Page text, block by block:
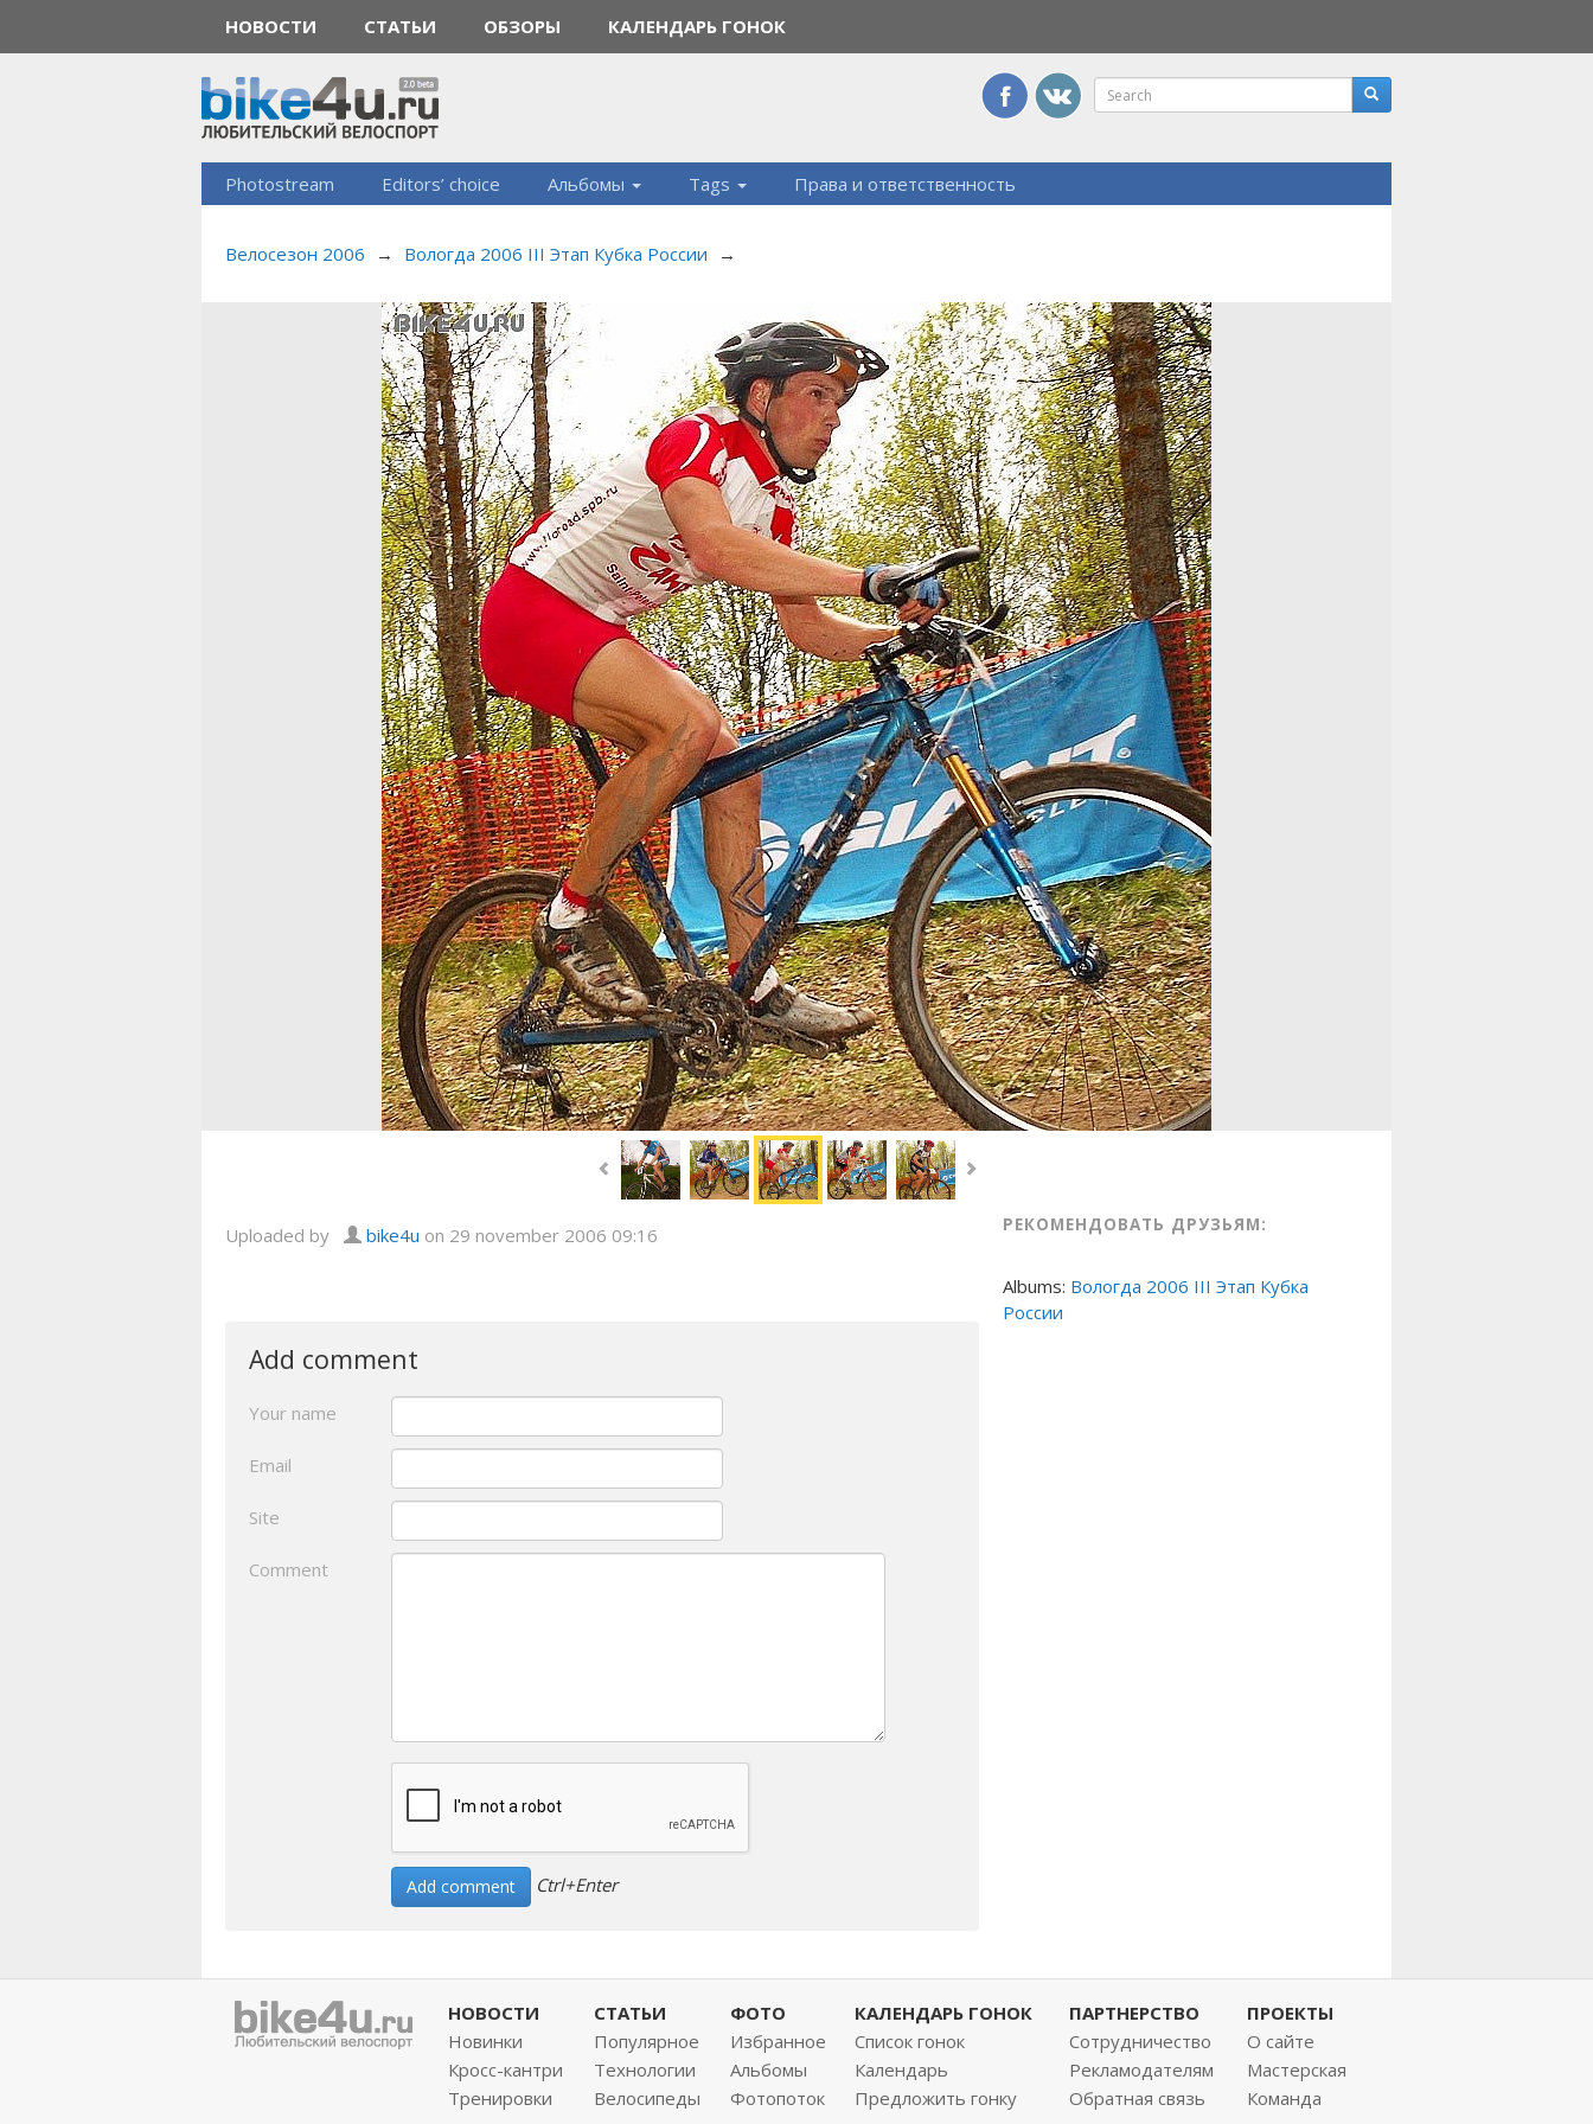
НОВОСТИ СТАТЬИ ОБЗОРЫ КАЛЕНДАРЬ ГОНОК
Photostream Editors’ choice Альбомы Tags Права и ответственность
Велосезон 2006 → Вологда 2006 III Этап Кубка России →
Uploaded by bike4u on 29 november 2006 09:16
Add comment
Your name
Email
Site
Comment
Ctrl+Enter
РЕКОМЕНДОВАТЬ ДРУЗЬЯМ:
Albums: Вологда 2006 III Этап Кубка
России
НОВОСТИ
Новинки
Кросс-кантри
Тренировки
СТАТЬИ
Популярное
Технологии
Велосипеды
ФОТО
Избранное
Альбомы
Фотопоток
КАЛЕНДАРЬ ГОНОК
Список гонок
Календарь
Предложить гонку
ПАРТНЕРСТВО
Сотрудничество
Рекламодателям
Обратная связь
ПРОЕКТЫ
О сайте
Мастерская
Команда